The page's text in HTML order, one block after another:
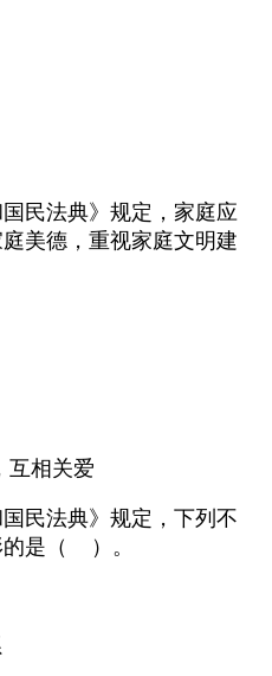
民法典》规定，家庭应
美德，重视家庭文明建
互相关爱
民法典》规定，下列不
的是（ ）。